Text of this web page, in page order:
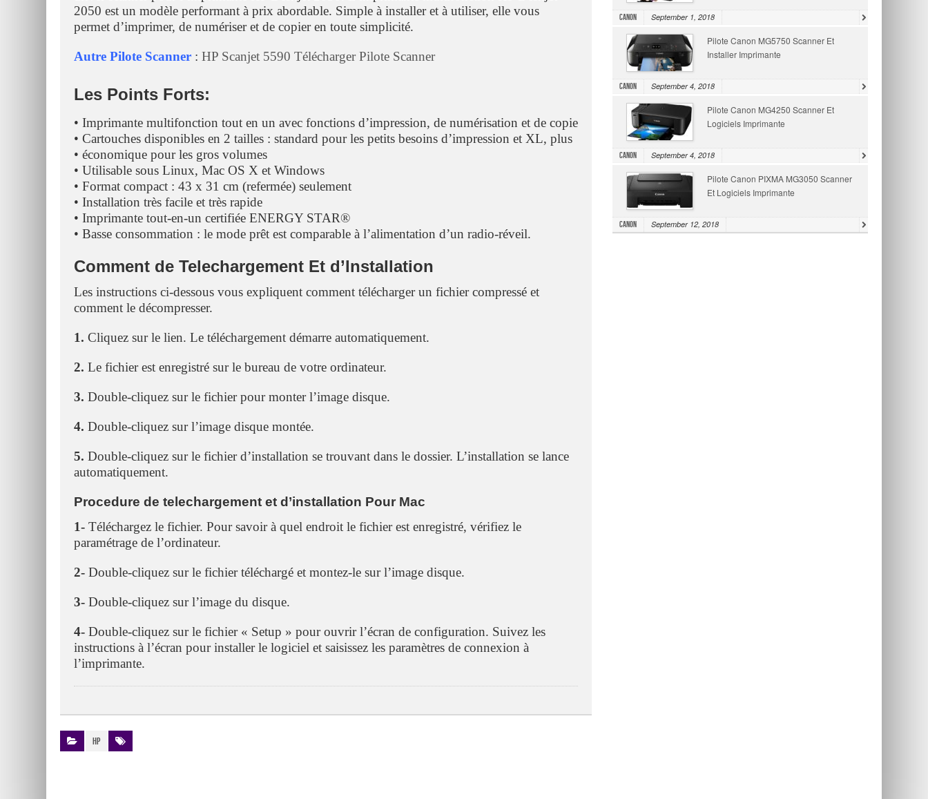
2050 est un modèle performant à prix abordable. Simple à installer et à utiliser, elle vous
permet d’imprimer, de numériser et de copier en toute simplicité.
Autre Pilote Scanner : HP Scanjet 5590 Télécharger Pilote Scanner
Les Points Forts:
• Imprimante multifonction tout en un avec fonctions d’impression, de numérisation et de copie
• Cartouches disponibles en 2 tailles : standard pour les petits besoins d’impression et XL, plus
• économique pour les gros volumes
• Utilisable sous Linux, Mac OS X et Windows
• Format compact : 43 x 31 cm (refermée) seulement
• Installation très facile et très rapide
• Imprimante tout-en-un certifiée ENERGY STAR®
• Basse consommation : le mode prêt est comparable à l’alimentation d’un radio-réveil.
Comment de Telechargement Et d’Installation
Les instructions ci-dessous vous expliquent comment télécharger un fichier compressé et
comment le décompresser.
1. Cliquez sur le lien. Le téléchargement démarre automatiquement.
2. Le fichier est enregistré sur le bureau de votre ordinateur.
3. Double-cliquez sur le fichier pour monter l’image disque.
4. Double-cliquez sur l’image disque montée.
5. Double-cliquez sur le fichier d’installation se trouvant dans le dossier. L’installation se lance
automatiquement.
Procedure de telechargement et d’installation Pour Mac
1- Téléchargez le fichier. Pour savoir à quel endroit le fichier est enregistré, vérifiez le
paramétrage de l’ordinateur.
2- Double-cliquez sur le fichier téléchargé et montez-le sur l’image disque.
3- Double-cliquez sur l’image du disque.
4- Double-cliquez sur le fichier « Setup » pour ouvrir l’écran de configuration. Suivez les
instructions à l’écran pour installer le logiciel et saisissez les paramètres de connexion à
l’imprimante.
HP
Canon September 1, 2018
Pilote Canon MG5750 Scanner Et
Installer Imprimante
Canon September 4, 2018
Pilote Canon MG4250 Scanner Et
Logiciels Imprimante
Canon September 4, 2018
Pilote Canon PIXMA MG3050 Scanner
Et Logiciels Imprimante
Canon September 12, 2018